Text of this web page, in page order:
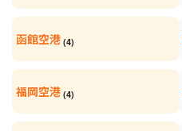
函館空港 (4)
福岡空港 (4)